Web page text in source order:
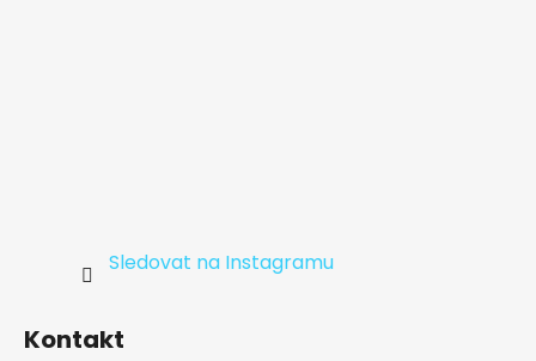
Sledovat na Instagramu
Kontakt